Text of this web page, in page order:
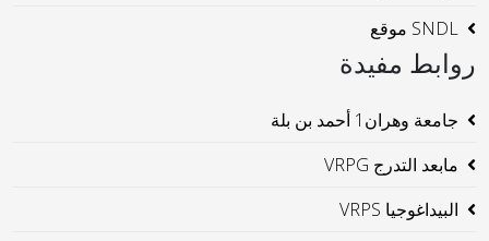
SNDL موقع
روابط مفيدة
جامعة وهران1 أحمد بن بلة
مابعد التدرج VRPG
البيداغوجيا VRPS